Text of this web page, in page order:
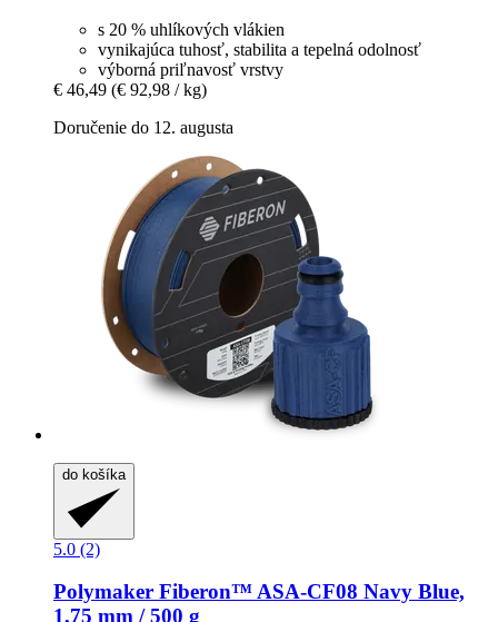
s 20 % uhlíkových vlákien
vynikajúca tuhosť, stabilita a tepelná odolnosť
výborná priľnavosť vrstvy
€ 46,49 (€ 92,98 / kg)
Doručenie do 12. augusta
do košíka
5.0 (2)
Polymaker Fiberon™ ASA-​CF08 Navy Blue,
1,75 mm / 500 g